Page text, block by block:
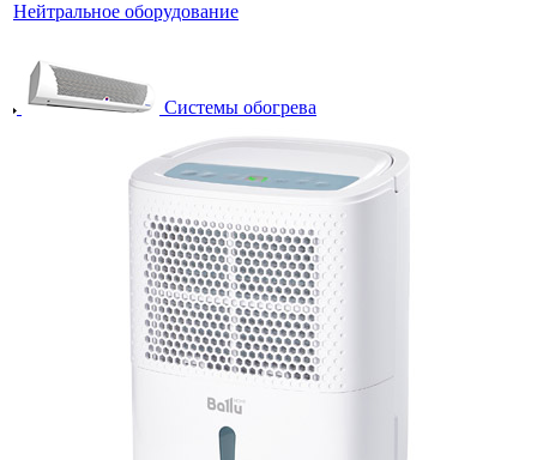
Нейтральное оборудование
Системы обогрева